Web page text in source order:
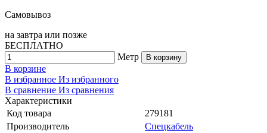
Самовывоз
на завтра или позже
БЕСПЛАТНО
Метр
В корзину
В корзине
В избранное Из избранного
В сравнение Из сравнения
Характеристики
Код товара
279181
Производитель
Спецкабель